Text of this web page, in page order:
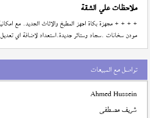
ملاحظات علي الشقة
+ + + + مجهزة بكاة اجهز المطبخ والاثاث الجديد. مع
مودن سخانات .سجاد وستائر جديدة.استعداد لاضافة اي
تواصل مع المبيعات
Ahmed Hussein
شريف مصطفى